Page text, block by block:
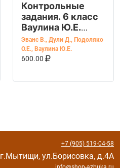
Контрольные
задания. 6 класс
Ваулина Ю.Е.
Английский в
фокусе. Spotlight.
Эванс В., Дули Д., Подоляко
О.Е., Ваулина Ю.Е.
600.00
В КОРЗИНУ
+7 (905) 519-04-58
г.Мытищи, ул.Борисовка, д.4А